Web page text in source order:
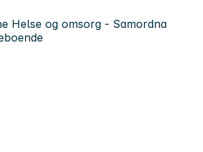
Helse og omsorg - Samordna